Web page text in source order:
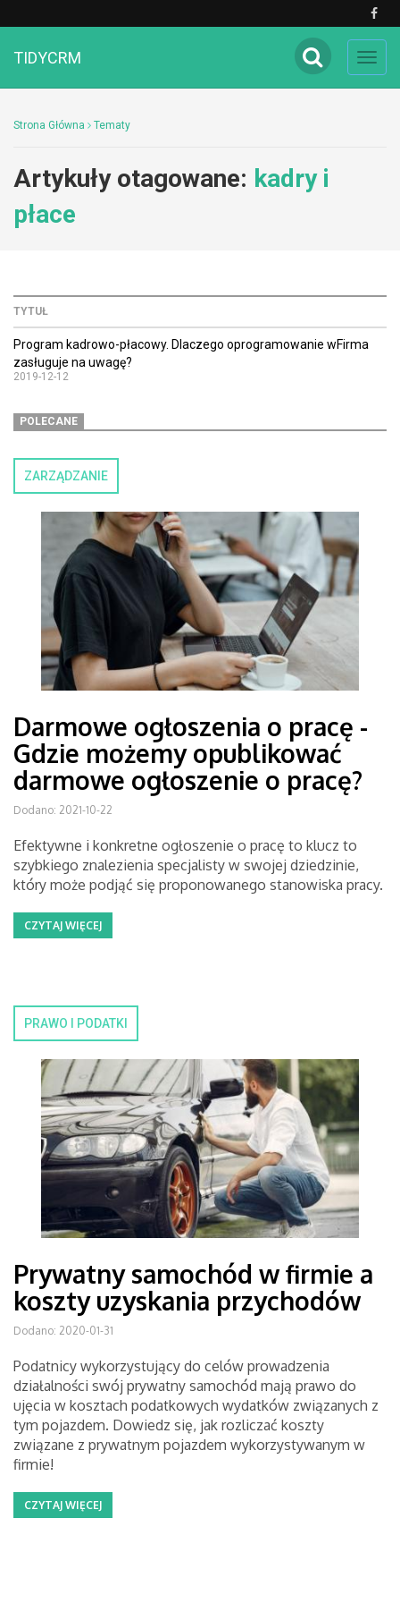
TIDYCRM
Strona Główna Tematy
Artykuły otagowane: kadry i
płace
TYTUŁ
Program kadrowo-płacowy. Dlaczego oprogramowanie wFirma
zasługuje na uwagę?
2019-12-12
POLECANE
ZARZĄDZANIE
Darmowe ogłoszenia o pracę -
Gdzie możemy opublikować
darmowe ogłoszenie o pracę?
Dodano: 2021-10-22
Efektywne i konkretne ogłoszenie o pracę to klucz to
szybkiego znalezienia specjalisty w swojej dziedzinie,
który może podjąć się proponowanego stanowiska pracy.
CZYTAJ WIĘCEJ
PRAWO I PODATKI
Prywatny samochód w firmie a
koszty uzyskania przychodów
Dodano: 2020-01-31
Podatnicy wykorzystujący do celów prowadzenia
działalności swój prywatny samochód mają prawo do
ujęcia w kosztach podatkowych wydatków związanych z
tym pojazdem. Dowiedz się, jak rozliczać koszty
związane z prywatnym pojazdem wykorzystywanym w
firmie!
CZYTAJ WIĘCEJ